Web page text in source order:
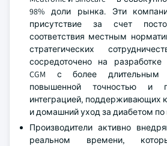
98% доли рынка. Эти
присутствие за счет
соответствия местным
стратегических
сосредоточено на
CGM с более длительным
повышенной точностью и
интеграцией, поддерживающих
и домашний уход за диабетом по
Производители активно
реальном времени,